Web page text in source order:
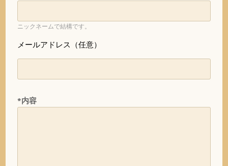
ニックネームで結構です。
メールアドレス（任意）
*内容